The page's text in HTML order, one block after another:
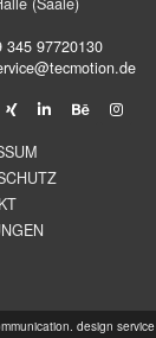
345 97720130
design service